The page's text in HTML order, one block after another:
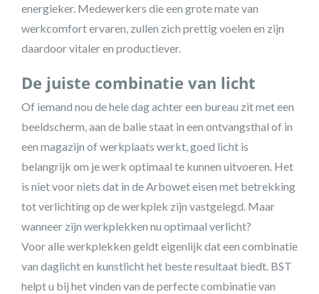
energieker. Medewerkers die een grote mate van
werkcomfort ervaren, zullen zich prettig voelen en zijn
daardoor vitaler en productiever.
De juiste combinatie van licht
Of iemand nou de hele dag achter een bureau zit met een
beeldscherm, aan de balie staat in een ontvangsthal of in
een magazijn of werkplaats werkt, goed licht is
belangrijk om je werk optimaal te kunnen uitvoeren. Het
is niet voor niets dat in de Arbowet eisen met betrekking
tot verlichting op de werkplek zijn vastgelegd. Maar
wanneer zijn werkplekken nu optimaal verlicht?
Voor alle werkplekken geldt eigenlijk dat een combinatie
van daglicht en kunstlicht het beste resultaat biedt. BST
helpt u bij het vinden van de perfecte combinatie van